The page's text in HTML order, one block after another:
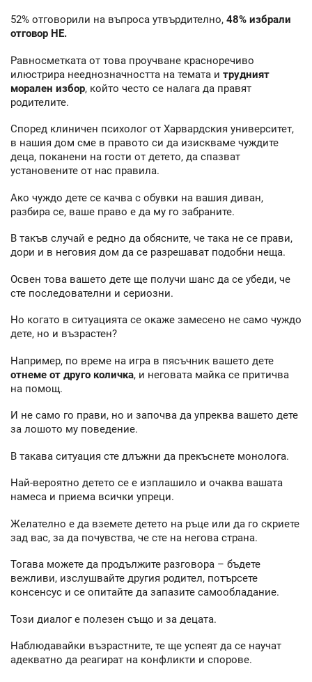
52% отговорили на въпроса утвърдително, 48% избрали
отговор НЕ.
Равносметката от това проучване красноречиво
илюстрира нееднозначността на темата и трудният
морален избор, който често се налага да правят
родителите.
Според клиничен психолог от Харвардския университет,
в нашия дом сме в правото си да изискваме чуждите
деца, поканени на гости от детето, да спазват
установените от нас правила.
Ако чуждо дете се качва с обувки на вашия диван,
разбира се, ваше право е да му го забраните.
В такъв случай е редно да обясните, че така не се прави,
дори и в неговия дом да се разрешават подобни неща.
Освен това вашето дете ще получи шанс да се убеди, че
сте последователни и сериозни.
Но когато в ситуацията се окаже замесено не само чуждо
дете, но и възрастен?
Например, по време на игра в пясъчник вашето дете
отнеме от друго количка, и неговата майка се притичва
на помощ.
И не само го прави, но и започва да упреква вашето дете
за лошото му поведение.
В такава ситуация сте длъжни да прекъснете монолога.
Най-вероятно детето се е изплашило и очаква вашата
намеса и приема всички упреци.
Желателно е да вземете детето на ръце или да го скриете
зад вас, за да почувства, че сте на негова страна.
Тогава можете да продължите разговора – бъдете
вежливи, изслушвайте другия родител, потърсете
консенсус и се опитайте да запазите самообладание.
Този диалог е полезен също и за децата.
Наблюдавайки възрастните, те ще успеят да се научат
адекватно да реагират на конфликти и спорове.